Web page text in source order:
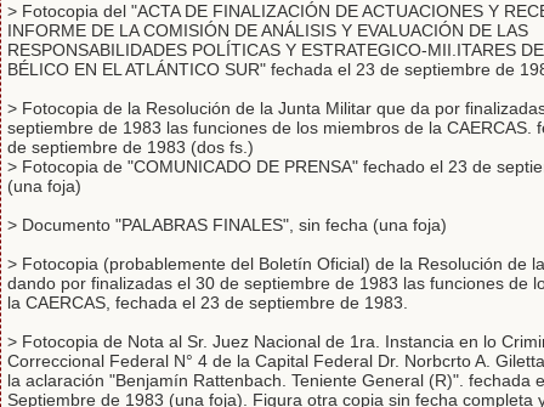
> Fotocopia del "ACTA DE FINALIZACIÓN DE ACTUACIONES Y
INFORME DE LA COMISIÓN DE ANÁLISIS Y EVALUACIÓN DE LAS
RESPONSABILIDADES POLÍTICAS Y ESTRATEGICO-MII.ITARES
BÉLICO EN EL ATLÁNTICO SUR" fechada el 23 de septiembre de
> Fotocopia de la Resolución de la Junta Militar que da por
septiembre de 1983 las funciones de los miembros de la CAERCAS.
de septiembre de 1983 (dos fs.)
> Fotocopia de "COMUNICADO DE PRENSA" fechado el 23 de
(una foja)
> Documento "PALABRAS FINALES", sin fecha (una foja)
> Fotocopia (probablemente del Boletín Oficial) de la Resolución de
dando por finalizadas el 30 de septiembre de 1983 las funciones de
la CAERCAS, fechada el 23 de septiembre de 1983.
> Fotocopia de Nota al Sr. Juez Nacional de 1ra. Instancia en lo
Correccional Federal N° 4 de la Capital Federal Dr. Norbcrto A.
la aclaración "Benjamín Rattenbach. Teniente General (R)". fechada
Septiembre de 1983 (una foja). Figura otra copia sin fecha completa